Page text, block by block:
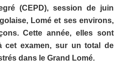
(CEPD), session de juin
Lomé et ses environs,
Cette année, elles sont
cet examen, sur un total de
dans le Grand Lomé.